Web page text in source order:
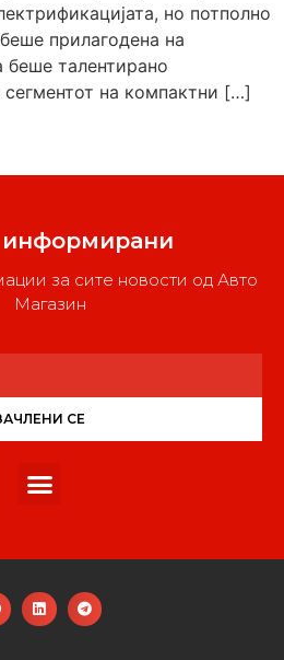
но потполно
прилагодена на
беше талентирано
на компактни […]
за сите новости од Авто
Магазин
СЕ